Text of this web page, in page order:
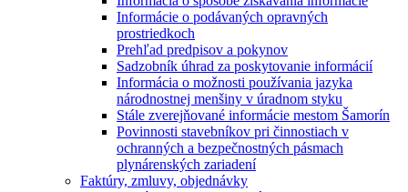
Informácie o podávaných opravných
prostriedkoch
Prehľad predpisov a pokynov
Sadzobník úhrad za poskytovanie informácií
Informácia o možnosti používania jazyka
národnostnej menšiny v úradnom styku
Stále zverejňované informácie mestom Šamorín
Povinnosti stavebníkov pri činnostiach v
ochranných a bezpečnostných pásmach
plynárenských zariadení
Faktúry, zmluvy, objednávky